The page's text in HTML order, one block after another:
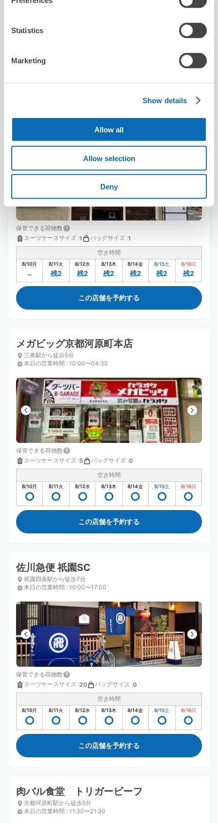
Statistics
Marketing
Show details
Allow all
Allow selection
Deny
北斎グラフィック 御幸町
本日の営業時間: 12:00〜19:30
保管できる荷物数
スーツケースサイズ :1 バッグサイズ :1
空き時間
8/10月 8/11火
残2
8/12水
残2
8/13木
残2
8/14金
残2
8/15土
残2
8/16日
残2
この店舗を予約する
メガビッグ京都河原町本店
三条駅から徒歩5分
本日の営業時間 : 10:00〜04:30
保管できる荷物数
スーツケースサイズ :5 バッグサイズ :0
空き時間
8/10月 8/11火 8/12水 8/13木 8/14金 8/15土 8/16日
この店舗を予約する
佐川急便 祇園SC
祇園四条駅から徒歩7分
本日の営業時間 : 10:00〜17:00
保管できる荷物数
スーツケースサイズ :20 バッグサイズ :0
空き時間
8/10月 8/11火 8/12水 8/13木 8/14金 8/15土 8/16日
この店舗を予約する
肉バル食堂 トリガービーフ
京都河原町駅から徒歩5分
本日の営業時間 : 11:30〜21:30